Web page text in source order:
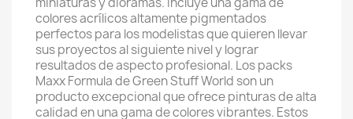
colores acrílicos altamente pigmentados
perfectos para los modelistas que quieren llevar
sus proyectos al siguiente nivel y lograr
resultados de aspecto profesional. Los packs
Maxx Formula de Green Stuff World son un
producto excepcional que ofrece pinturas de alta
calidad en una gama de colores vibrantes. Estos